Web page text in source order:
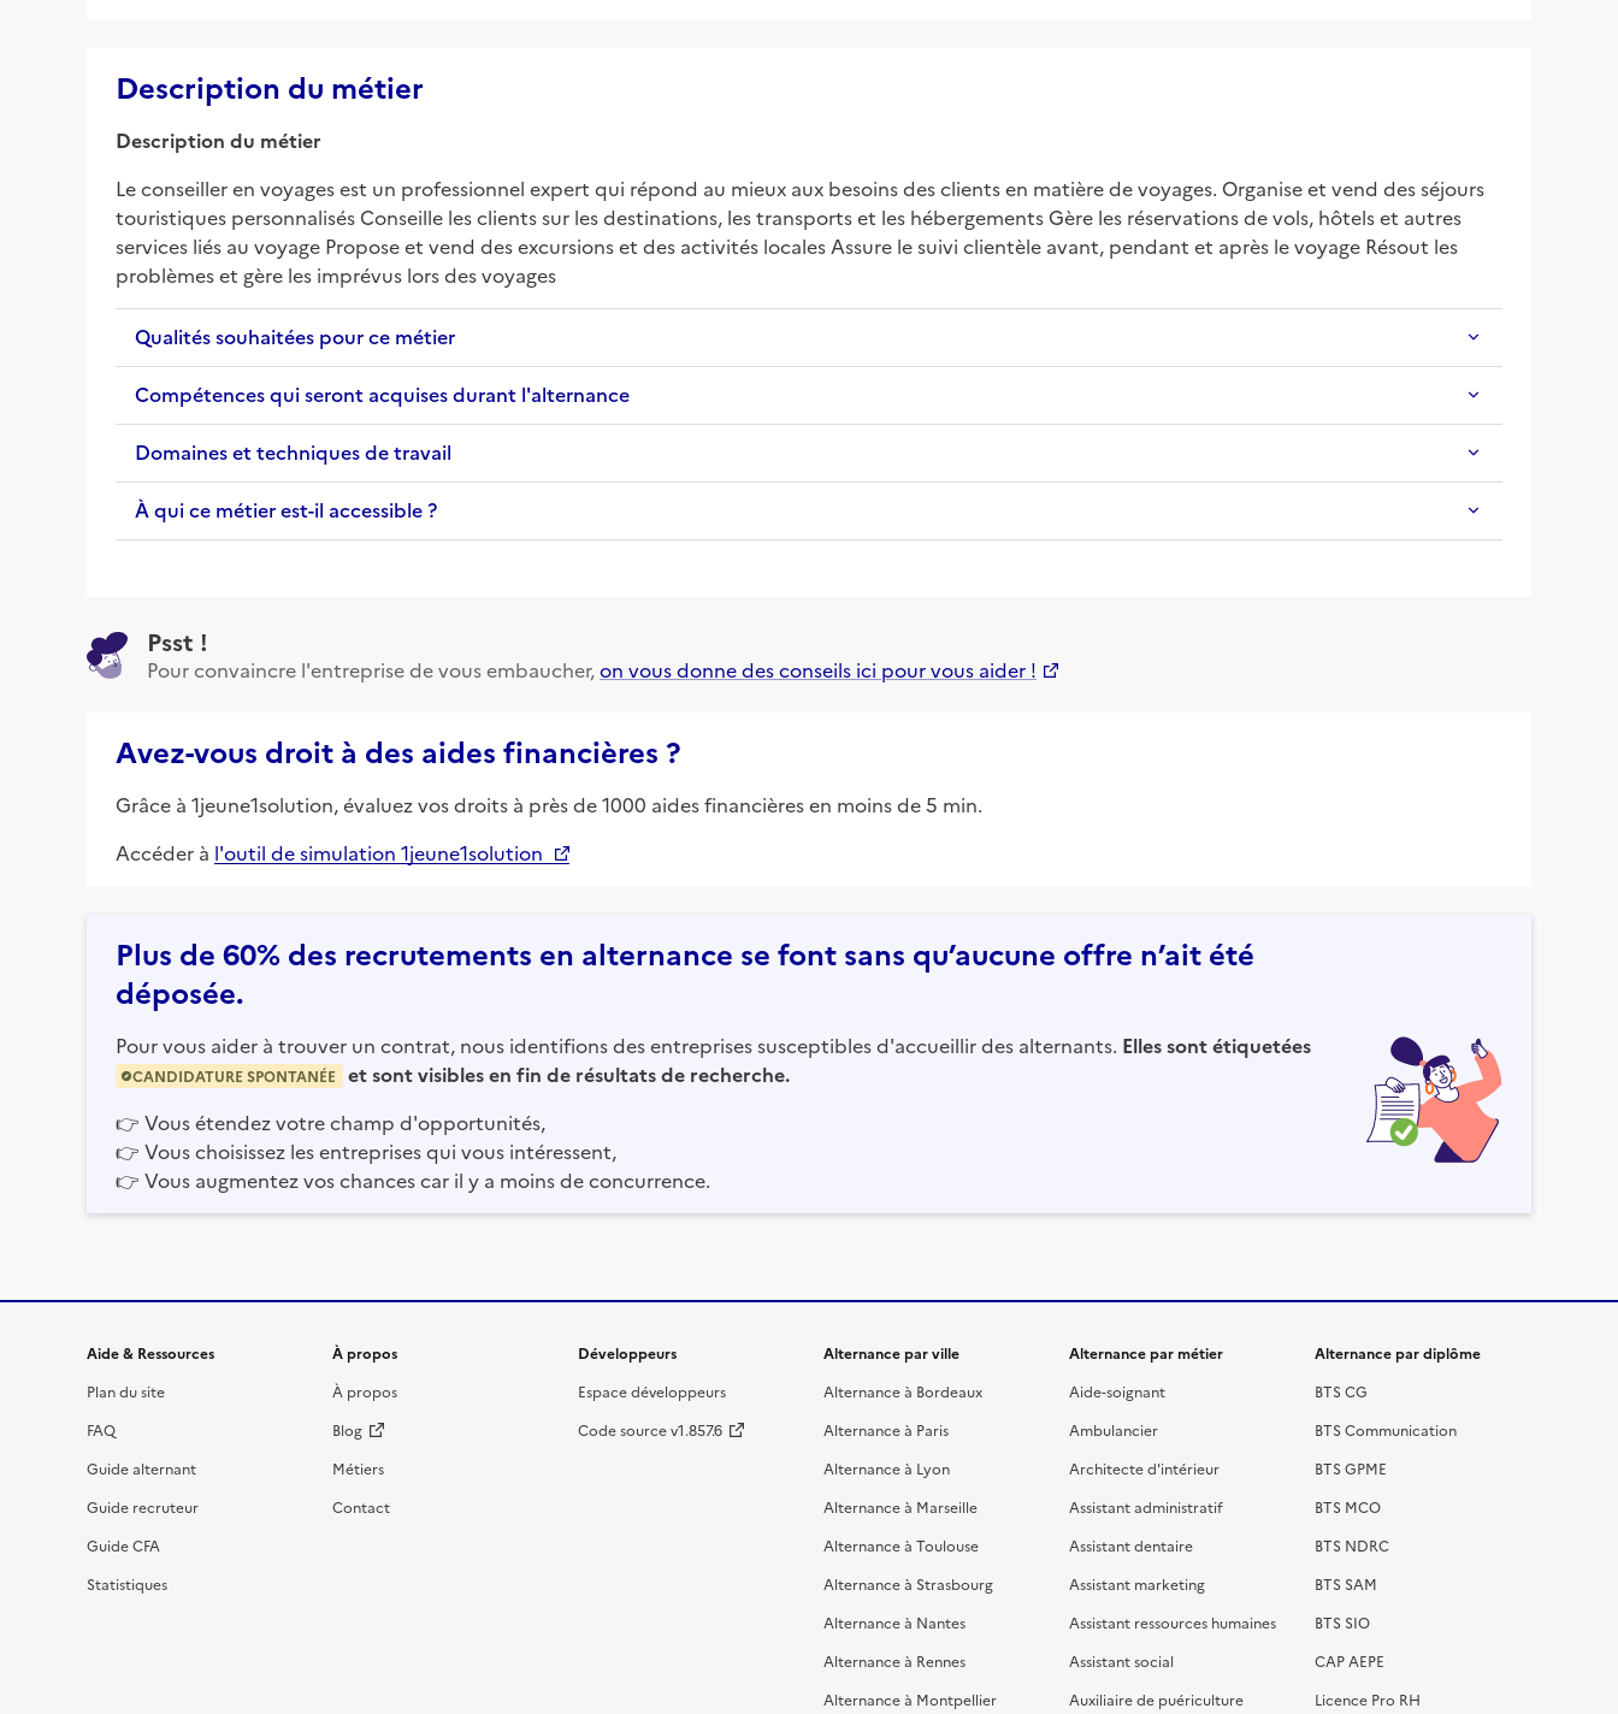
Description du métier
Description du métier
Le conseiller en voyages est un professionnel expert qui répond au mieux aux besoins des clients en matière de voyages. Organise et vend des séjours
touristiques personnalisés Conseille les clients sur les destinations, les transports et les hébergements Gère les réservations de vols, hôtels et autres
services liés au voyage Propose et vend des excursions et des activités locales Assure le suivi clientèle avant, pendant et après le voyage Résout les
problèmes et gère les imprévus lors des voyages
Qualités souhaitées pour ce métier
Compétences qui seront acquises durant l'alternance
Domaines et techniques de travail
À qui ce métier est-il accessible ?
Psst !
Pour convaincre l'entreprise de vous embaucher,on vous donne des conseils ici pour vous aider !
Avez-vous droit à des aides financières ?
Grâce à 1jeune1solution, évaluez vos droits à près de 1000 aides financières en moins de 5 min.
Accéder à l'outil de simulation 1jeune1solution
Plus de 60% des recrutements en alternance se font sans qu’aucune offre n’ait été
déposée.
Pour vous aider à trouver un contrat, nous identifions des entreprises susceptibles d'accueillir des alternants. Elles sont étiquetées
CANDIDATURE SPONTANÉE
et sont visibles en fin de résultats de recherche.
👉 Vous étendez votre champ d'opportunités,
👉 Vous choisissez les entreprises qui vous intéressent,
👉 Vous augmentez vos chances car il y a moins de concurrence.
Informations et liens du site
Aide & Ressources
Plan du site
FAQ
Guide alternant
Guide recruteur
Guide CFA
Statistiques
À propos
À propos
Blog
Métiers
Contact
Développeurs
Espace développeurs
Code source v1.857.6
Alternance par ville
Alternance à Bordeaux
Alternance à Paris
Alternance à Lyon
Alternance à Marseille
Alternance à Toulouse
Alternance à Strasbourg
Alternance à Nantes
Alternance à Rennes
Alternance à Montpellier
Alternance par métier
Aide-soignant
Ambulancier
Architecte d'intérieur
Assistant administratif
Assistant dentaire
Assistant marketing
Assistant ressources humaines
Assistant social
Auxiliaire de puériculture
Alternance par diplôme
BTS CG
BTS Communication
BTS GPME
BTS MCO
BTS NDRC
BTS SAM
BTS SIO
CAP AEPE
Licence Pro RH